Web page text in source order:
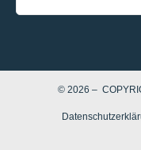
© 2026 –